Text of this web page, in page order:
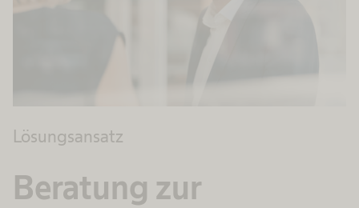
Lösungsansatz
Beratung zur